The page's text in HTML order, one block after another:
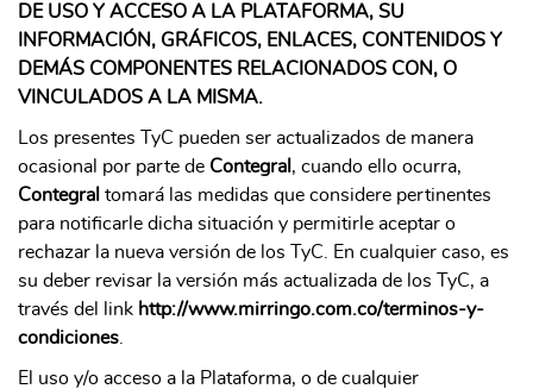
DE USO Y ACCESO A LA PLATAFORMA, SU
INFORMACIÓN, GRÁFICOS, ENLACES, CONTENIDOS Y
DEMÁS COMPONENTES RELACIONADOS CON, O
VINCULADOS A LA MISMA.
Los presentes TyC pueden ser actualizados de manera
ocasional por parte de Contegral , cuando ello ocurra,
Contegral tomará las medidas que considere pertinentes
para notificarle dicha situación y permitirle aceptar o
rechazar la nueva versión de los TyC. En cualquier caso, es
su deber revisar la versión más actualizada de los TyC, a
través del link http://www.mirringo.com.co/terminos-y-
condiciones
El uso y/o acceso a la Plataforma, o de cualquier